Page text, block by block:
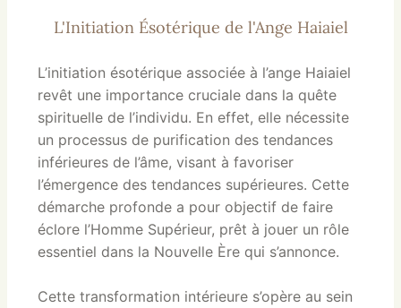
L'Initiation Ésotérique de l'Ange Haiaiel
L’initiation ésotérique associée à l’ange Haiaiel
revêt une importance cruciale dans la quête
spirituelle de l’individu. En effet, elle nécessite
un processus de purification des tendances
inférieures de l’âme, visant à favoriser
l’émergence des tendances supérieures. Cette
démarche profonde a pour objectif de faire
éclore l’Homme Supérieur, prêt à jouer un rôle
essentiel dans la Nouvelle Ère qui s’annonce.
Cette transformation intérieure s’opère au sein